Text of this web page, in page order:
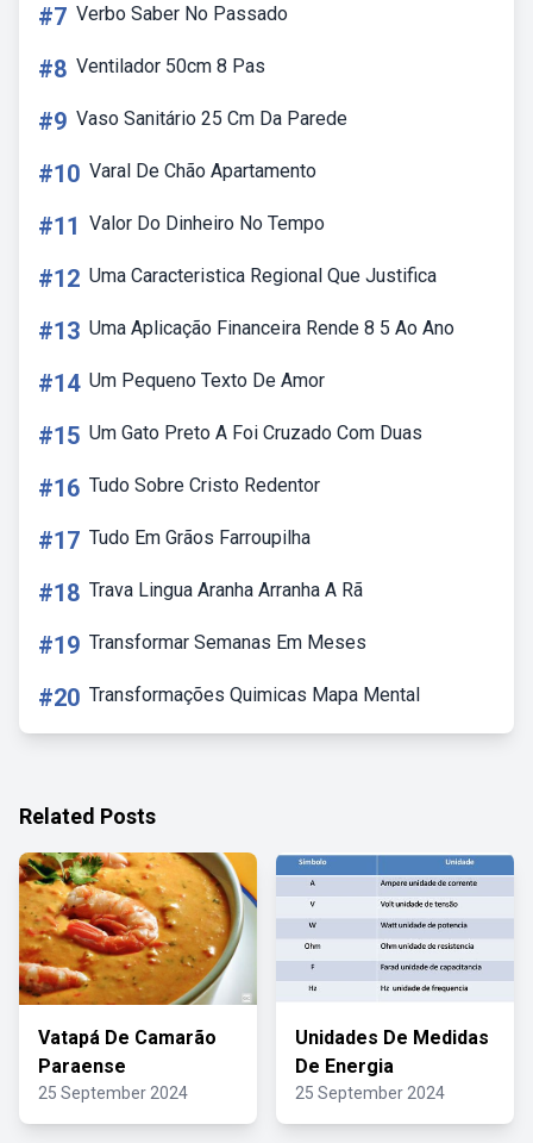
#7 Verbo Saber No Passado
#8 Ventilador 50cm 8 Pas
#9 Vaso Sanitário 25 Cm Da Parede
#10 Varal De Chão Apartamento
#11 Valor Do Dinheiro No Tempo
#12 Uma Caracteristica Regional Que Justifica
#13 Uma Aplicação Financeira Rende 8 5 Ao Ano
#14 Um Pequeno Texto De Amor
#15 Um Gato Preto A Foi Cruzado Com Duas
#16 Tudo Sobre Cristo Redentor
#17 Tudo Em Grãos Farroupilha
#18 Trava Lingua Aranha Arranha A Rã
#19 Transformar Semanas Em Meses
#20 Transformações Quimicas Mapa Mental
Related Posts
Vatapá De Camarão
Paraense
25 September 2024
Unidades De Medidas
De Energia
25 September 2024